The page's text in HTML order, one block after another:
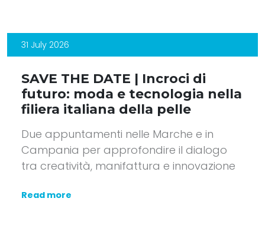
31 July 2026
SAVE THE DATE | Incroci di
futuro: moda e tecnologia nella
filiera italiana della pelle
Due appuntamenti nelle Marche e in
Campania per approfondire il dialogo
tra creatività, manifattura e innovazione
Read more